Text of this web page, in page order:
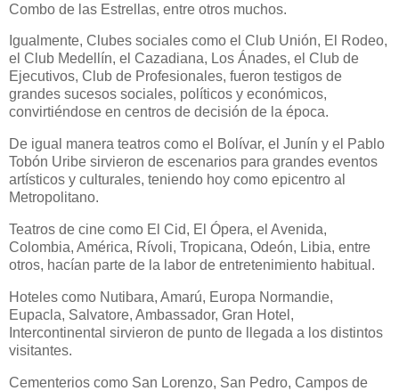
Combo de las Estrellas, entre otros muchos.
Igualmente, Clubes sociales como el Club Unión, El Rodeo,
el Club Medellín, el Cazadiana, Los Ánades, el Club de
Ejecutivos, Club de Profesionales, fueron testigos de
grandes sucesos sociales, políticos y económicos,
convirtiéndose en centros de decisión de la época.
De igual manera teatros como el Bolívar, el Junín y el Pablo
Tobón Uribe sirvieron de escenarios para grandes eventos
artísticos y culturales, teniendo hoy como epicentro al
Metropolitano.
Teatros de cine como El Cid, El Ópera, el Avenida,
Colombia, América, Rívoli, Tropicana, Odeón, Libia, entre
otros, hacían parte de la labor de entretenimiento habitual.
Hoteles como Nutibara, Amarú, Europa Normandie,
Eupacla, Salvatore, Ambassador, Gran Hotel,
Intercontinental sirvieron de punto de llegada a los distintos
visitantes.
Cementerios como San Lorenzo, San Pedro, Campos de